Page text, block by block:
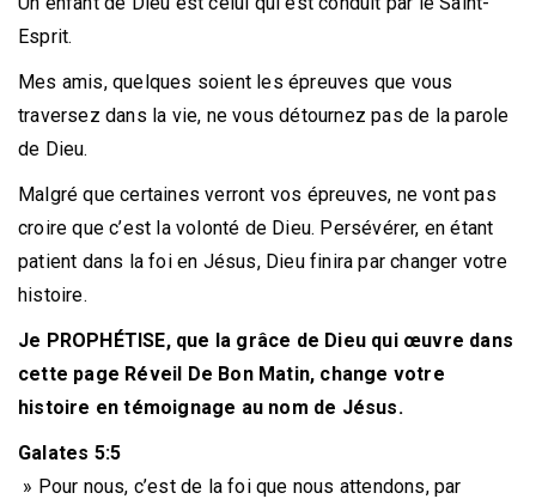
Esprit.
Mes amis, quelques soient les épreuves que vous
traversez dans la vie, ne vous détournez pas de la parole
de Dieu.
Malgré que certaines verront vos épreuves, ne vont pas
croire que c’est la volonté de Dieu. Persévérer, en étant
patient dans la foi en Jésus, Dieu finira par changer votre
histoire.
Je PROPHÉTISE, que la grâce de Dieu qui œuvre dans
cette page Réveil De Bon Matin, change votre
histoire en témoignage au nom de Jésus.
Galates 5:5
» Pour nous, c’est de la foi que nous attendons, par